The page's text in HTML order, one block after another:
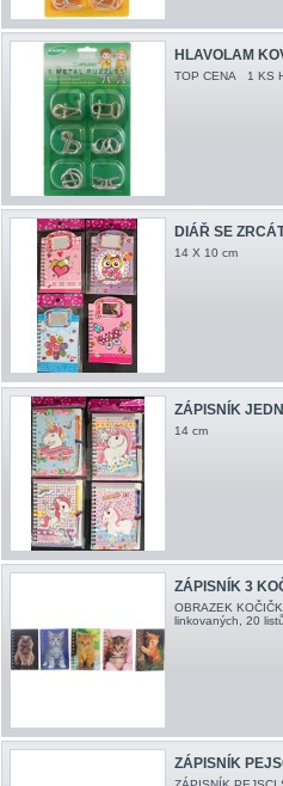
HLAVOLAM
TOP CENA 1 KS
DIÁŘ SE
14 X 10 cm
ZÁPISNÍK
14 cm
ZÁPISNÍK 3
OBRAZEK
linkovaných, 20
ZÁPISNÍK